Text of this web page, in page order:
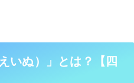
いぬ）」とは？【四